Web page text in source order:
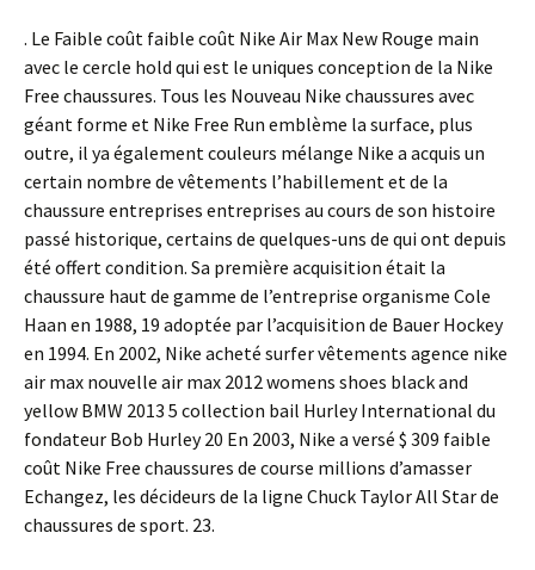
. Le Faible coût faible coût Nike Air Max New Rouge main
avec le cercle hold qui est le uniques conception de la Nike
Free chaussures. Tous les Nouveau Nike chaussures avec
géant forme et Nike Free Run emblème la surface, plus
outre, il ya également couleurs mélange Nike a acquis un
certain nombre de vêtements l’habillement et de la
chaussure entreprises entreprises au cours de son histoire
passé historique, certains de quelques-uns de qui ont depuis
été offert condition. Sa première acquisition était la
chaussure haut de gamme de l’entreprise organisme Cole
Haan en 1988, 19 adoptée par l’acquisition de Bauer Hockey
en 1994. En 2002, Nike acheté surfer vêtements agence nike
air max nouvelle air max 2012 womens shoes black and
yellow BMW 2013 5 collection bail Hurley International du
fondateur Bob Hurley 20 En 2003, Nike a versé $ 309 faible
coût Nike Free chaussures de course millions d’amasser
Echangez, les décideurs de la ligne Chuck Taylor All Star de
chaussures de sport. 23.